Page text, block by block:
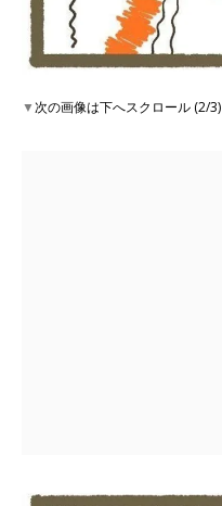
▼次の画像は下へスクロール (2/3)